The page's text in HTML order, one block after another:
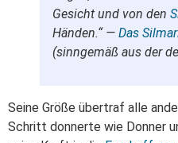
Gesicht und von den
Händen.“ — Das
(sinngemäß aus der
Seine Größe übertraf alle
Schritt donnerte wie Donner